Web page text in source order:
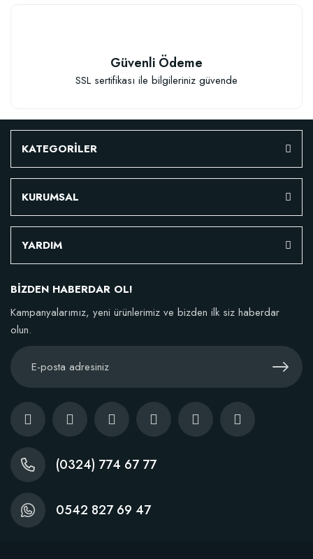
Güvenli Ödeme
SSL sertifikası ile bilgileriniz güvende
KATEGORİLER
KURUMSAL
YARDIM
BİZDEN HABERDAR OL!
Kampanyalarımız, yeni ürünlerimiz ve bizden ilk siz haberdar
olun.
(0324) 774 67 77
0542 827 69 47